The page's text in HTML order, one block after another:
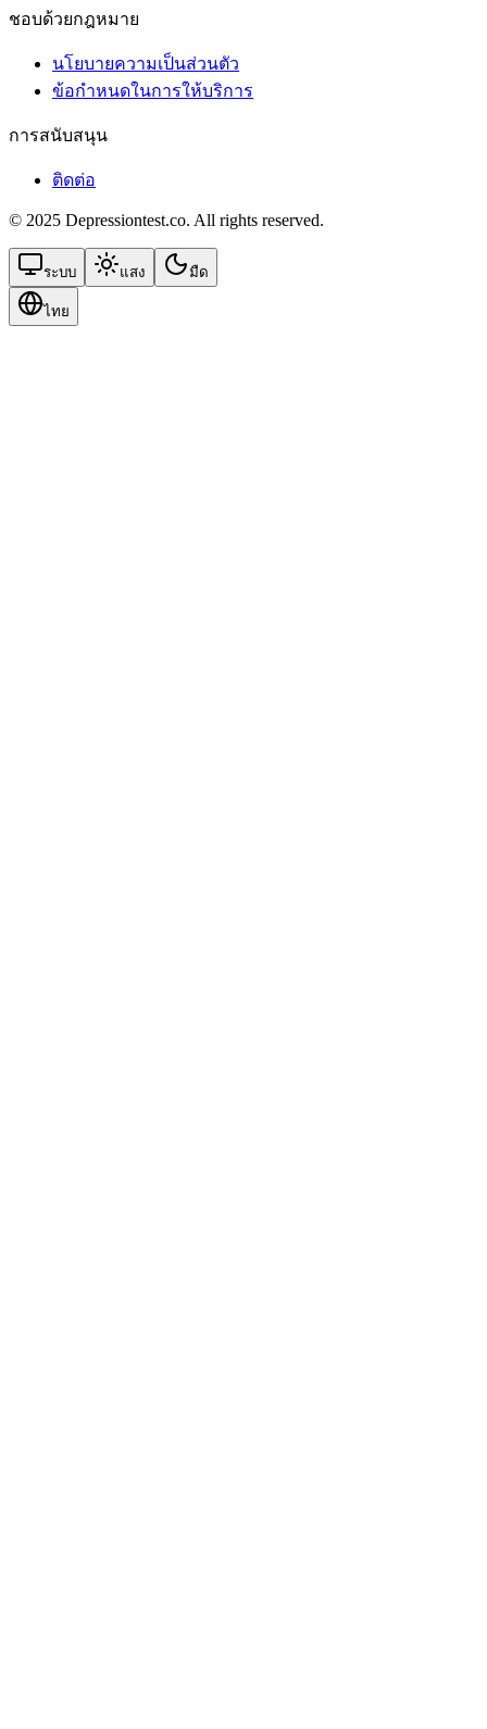
ชอบด้วยกฎหมาย
นโยบายความเป็นส่วนตัว
ข้อกําหนดในการให้บริการ
การสนับสนุน
ติดต่อ
© 2025 Depressiontest.co. All rights reserved.
ระบบ แสง มืด
ไทย